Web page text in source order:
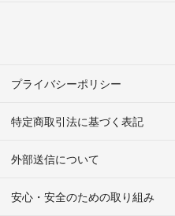
プライバシーポリシー
特定商取引法に基づく表記
外部送信について
安心・安全のための取り組み